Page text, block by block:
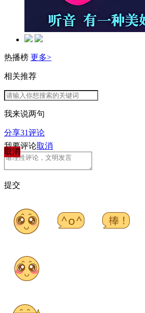
热播榜 更多>
相关推荐
我来说两句
分享31评论
取消
我要评论取消
提交